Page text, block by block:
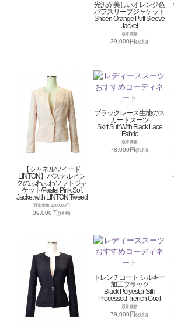
光沢が美しいオレンジ色
パフスリーブジャケット
Sheen Orange Puff Sleeve
Jacket
通常価格
39,000円(税別)
【シャネルツイード
LINTON】パステルピン
クのふわふわソフトジャ
ケット/Pastel Pink Soft
Jacket with LINTON Tweed
通常価格 120,000円
39,000円(税別)
ブラックレース生地のス
カートスーツ
Skirt Suit With Black Lace
Fabric
通常価格
78,000円(税別)
トレンチコート シルキー
加工ブラック
Black Polyester Silk
Processed Trench Coat
通常価格
79,000円(税別)